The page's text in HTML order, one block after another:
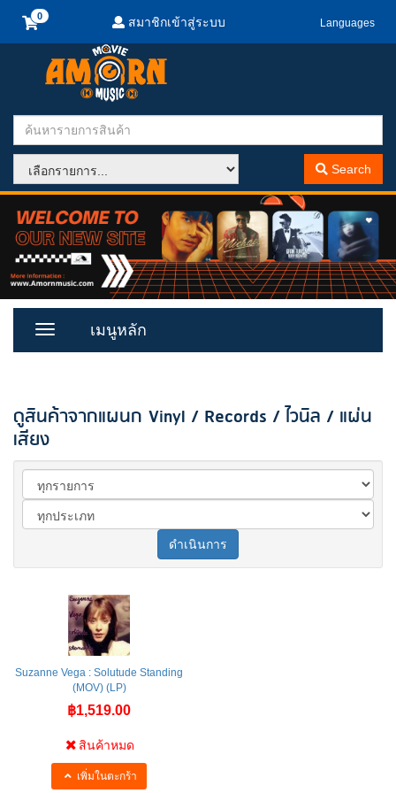
สมาชิกเข้าสู่ระบบ Languages
Search
Toggle
เมนูหลัก
ดูสินค้าจากแผนก Vinyl / Records / ไวนิล / แผ่น
เสียง
ดำเนินการ
Suzanne Vega : Solutude Standing
(MOV) (LP)
฿1,519.00
สินค้าหมด
เพิ่มในตะกร้า